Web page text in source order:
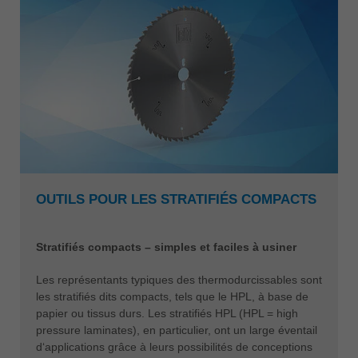
OUTILS POUR LES STRATIFIÉS COMPACTS
Stratifiés compacts – simples et faciles à usiner
Les représentants typiques des thermodurcissables sont
les stratifiés dits compacts, tels que le HPL, à base de
papier ou tissus durs. Les stratifiés HPL (HPL = high
pressure laminates), en particulier, ont un large éventail
d‘applications grâce à leurs possibilités de conceptions